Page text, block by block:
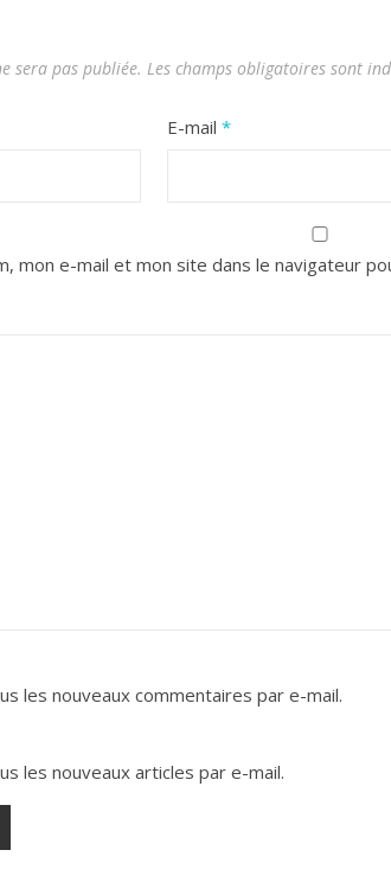
sera pas publiée. Les champs obligatoires sont
E-mail *
mon e-mail et mon site dans le navigateur
les nouveaux commentaires par e-mail.
les nouveaux articles par e-mail.